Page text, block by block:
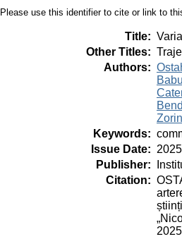
Please use this identifier to cite or link to
Title:
Other Titles:
Authors:
Keywords:
Issue Date: 2025
Publisher:
Citation: